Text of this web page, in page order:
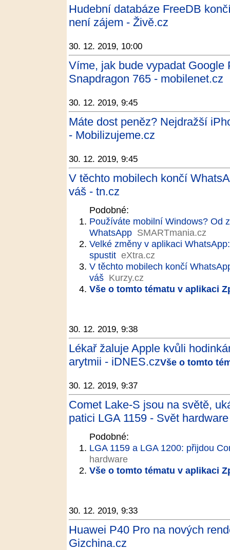
Hudební databáze FreeDB
není zájem - Živě.cz
30. 12. 2019, 10:00
Víme, jak bude vypadat Google
Snapdragon 765 - mobilenet.cz
30. 12. 2019, 9:45
Máte dost peněz? Nejdražší
- Mobilizujeme.cz
30. 12. 2019, 9:45
V těchto mobilech končí
váš - tn.cz
Podobné:
Používáte mobilní Windows? Od
WhatsApp SMARTmania.cz
Velké změny v aplikaci
spustit eXtra.cz
V těchto mobilech končí
váš Kurzy.cz
Vše o tomto tématu v aplikaci
30. 12. 2019, 9:38
Lékař žaluje Apple kvůli
arytmii - iDNES.czVše o tomto
30. 12. 2019, 9:37
Comet Lake-S jsou na světě,
patici LGA 1159 - Svět hardware
Podobné:
LGA 1159 a LGA 1200: přijdou
hardware
Vše o tomto tématu v aplikaci
30. 12. 2019, 9:33
Huawei P40 Pro na nových
Gizchina.cz